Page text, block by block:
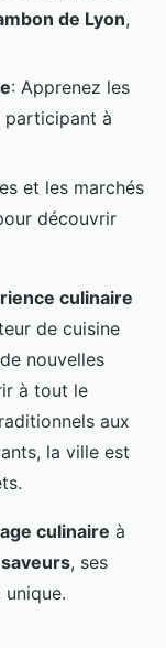
de Lyon,
: Apprenez les
participant à
et les marchés
découvrir
culinaire
de cuisine
nouvelles
à tout le
aux
la ville est
culinaire à
saveurs, ses
unique.